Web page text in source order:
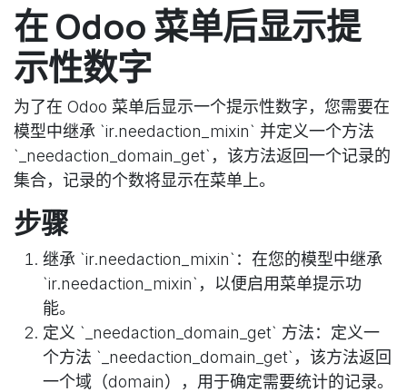
在 Odoo 菜单后显示提
示性数字
为了在 Odoo 菜单后显示一个提示性数字，您需要在
模型中继承 `ir.needaction_mixin` 并定义一个方法
`_needaction_domain_get`，该方法返回一个记录的
集合，记录的个数将显示在菜单上。
步骤
继承 `ir.needaction_mixin`：在您的模型中继承
`ir.needaction_mixin`，以便启用菜单提示功
能。
定义 `_needaction_domain_get` 方法：定义一
个方法 `_needaction_domain_get`，该方法返回
一个域（domain），用于确定需要统计的记录。